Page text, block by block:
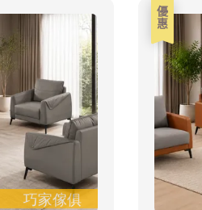
優惠